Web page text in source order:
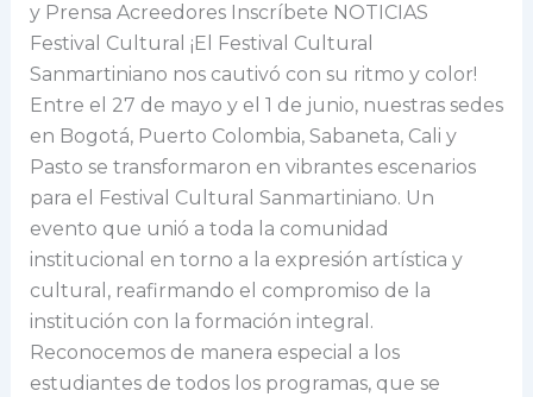
y Prensa Acreedores Inscríbete NOTICIAS
Festival Cultural ¡El Festival Cultural
Sanmartiniano nos cautivó con su ritmo y color!
Entre el 27 de mayo y el 1 de junio, nuestras sedes
en Bogotá, Puerto Colombia, Sabaneta, Cali y
Pasto se transformaron en vibrantes escenarios
para el Festival Cultural Sanmartiniano. Un
evento que unió a toda la comunidad
institucional en torno a la expresión artística y
cultural, reafirmando el compromiso de la
institución con la formación integral.
Reconocemos de manera especial a los
estudiantes de todos los programas, que se